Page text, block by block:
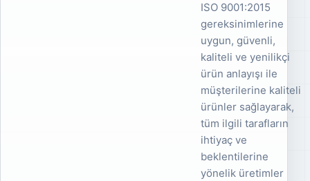
ISO 9001:2015
gereksinimlerine
uygun, güvenli,
kaliteli ve yenilikçi
ürün anlayışı ile
müşterilerine kaliteli
ürünler sağlayarak,
tüm ilgili tarafların
ihtiyaç ve
beklentilerine
yönelik üretimler